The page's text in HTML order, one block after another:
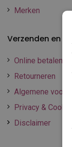
Merken
Verzenden en
Online betalen
Retourneren
Algemene
Privacy &
Disclaimer